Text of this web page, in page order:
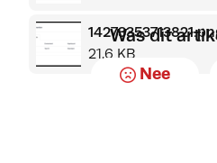
21.6 KB
Was dit
Nee